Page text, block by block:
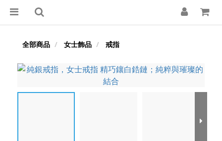
全部商品 女士飾品 戒指